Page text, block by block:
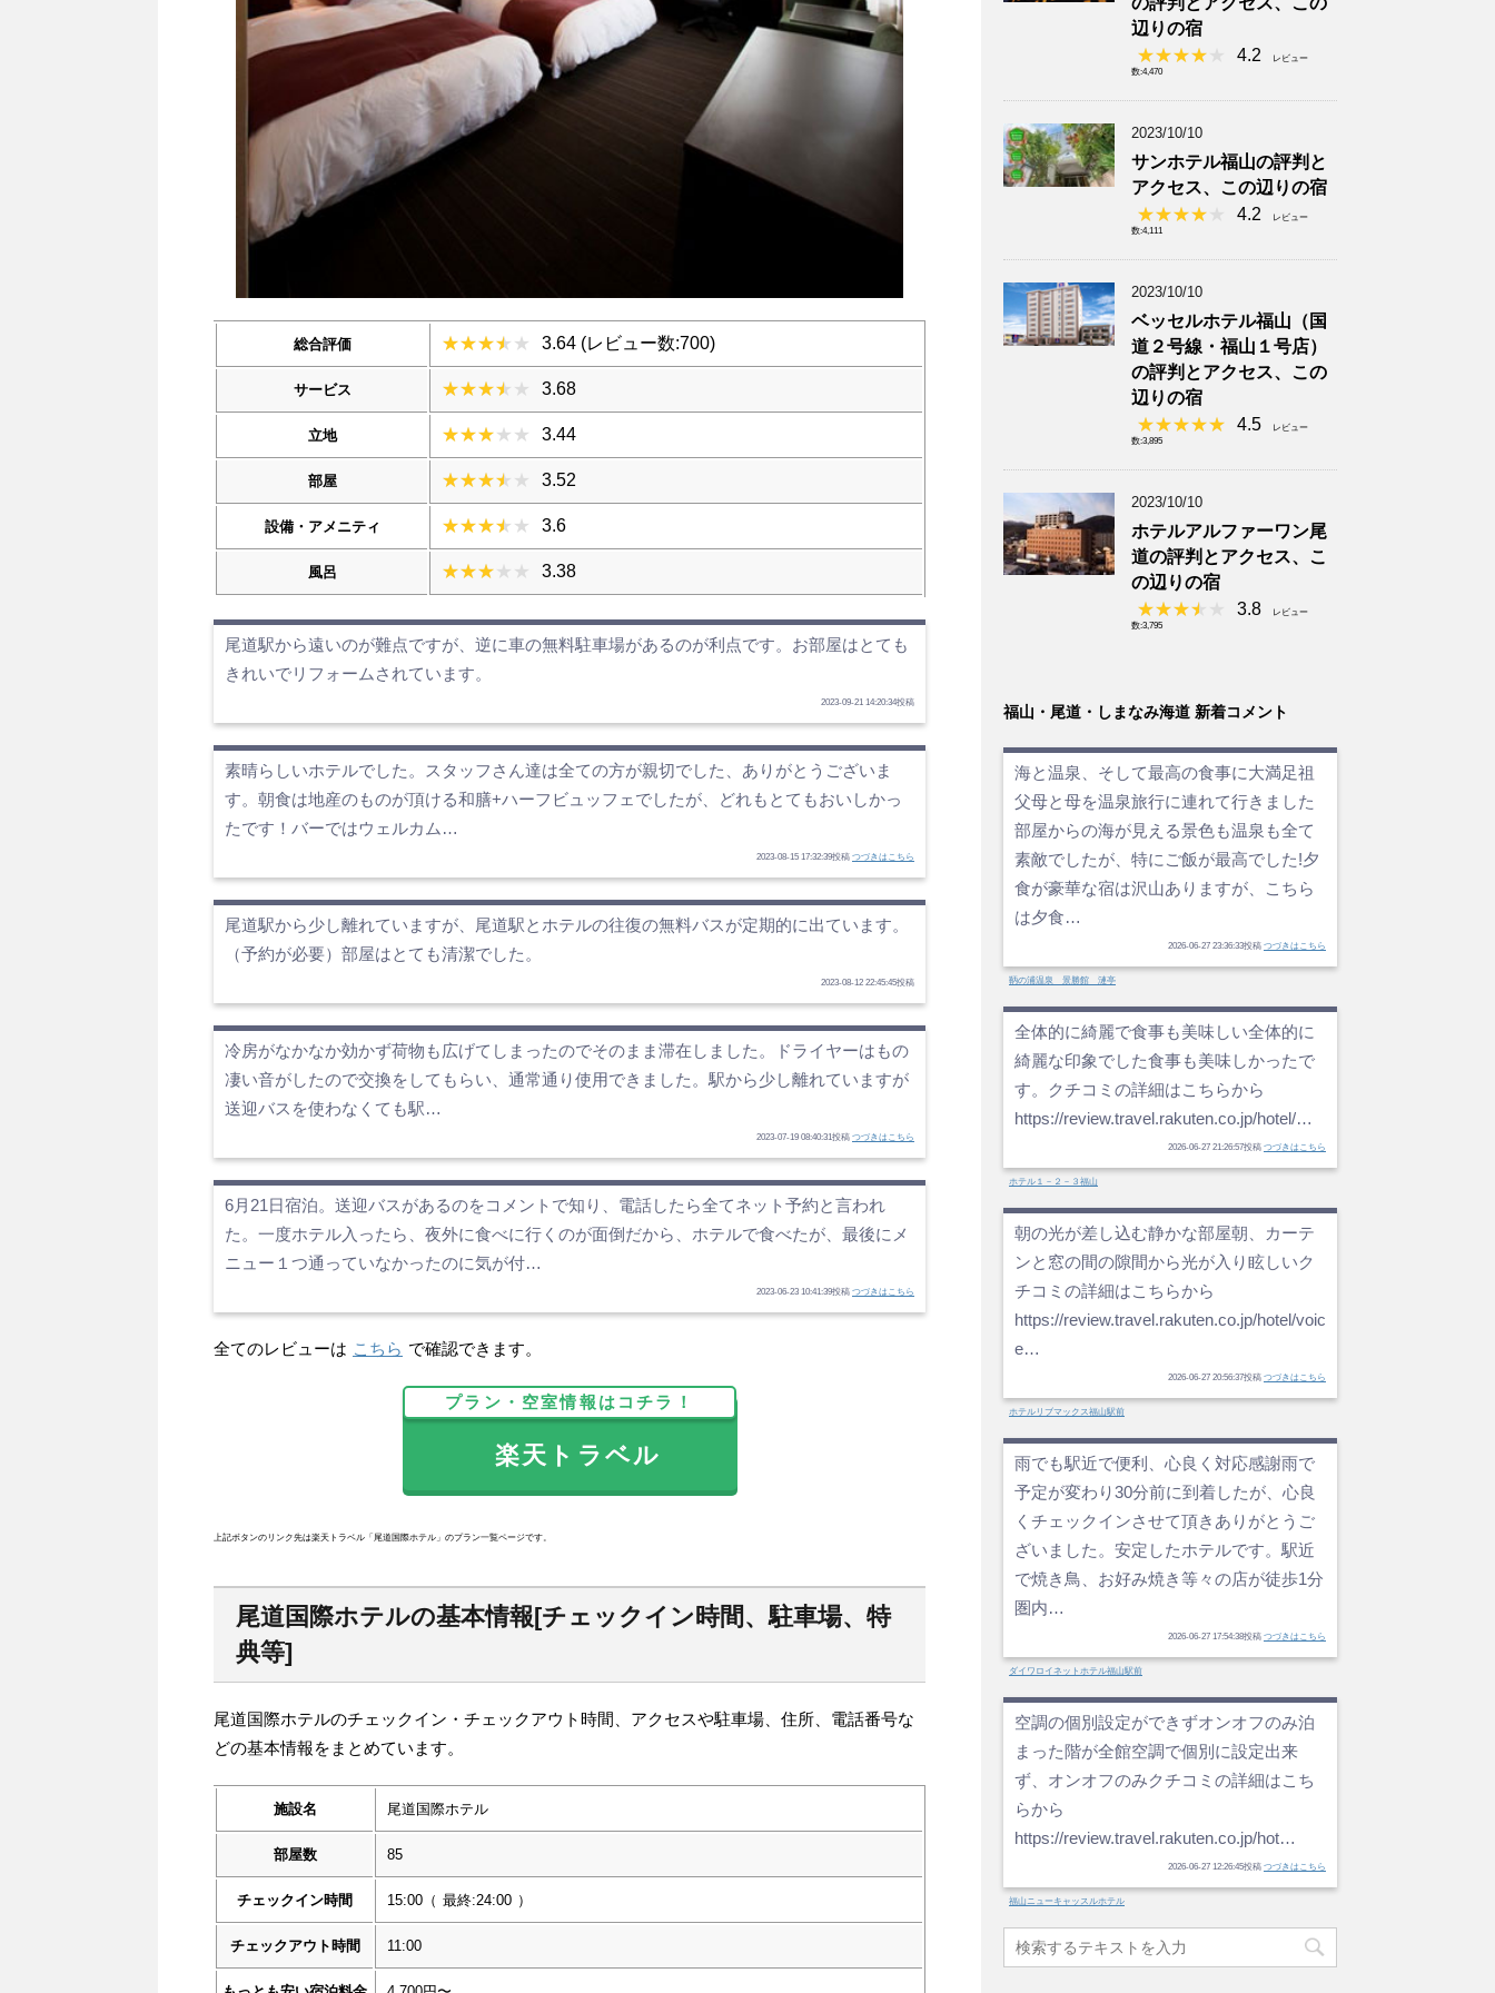
総合評価 3.64 (レビュー数:700)
サービス 3.68
立地 3.44
部屋 3.52
設備・アメニティ 3.6
風呂 3.38
尾道駅から遠いのが難点ですが、逆に車の無料駐車場があるのが利点です。お部屋はとても
きれいでリフォームされています。
2023-09-21 14:20:34投稿
素晴らしいホテルでした。スタッフさん達は全ての方が親切でした、ありがとうございま
す。朝食は地産のものが頂ける和膳+ハーフビュッフェでしたが、どれもとてもおいしかっ
たです！バーではウェルカム…
2023-08-15 17:32:39投稿 つづきはこちら
尾道駅から少し離れていますが、尾道駅とホテルの往復の無料バスが定期的に出ています。
（予約が必要）部屋はとても清潔でした。
2023-08-12 22:45:45投稿
冷房がなかなか効かず荷物も広げてしまったのでそのまま滞在しました。ドライヤーはもの
凄い音がしたので交換をしてもらい、通常通り使用できました。駅から少し離れていますが
送迎バスを使わなくても駅…
2023-07-19 08:40:31投稿 つづきはこちら
6月21日宿泊。送迎バスがあるのをコメントで知り、電話したら全てネット予約と言われ
た。一度ホテル入ったら、夜外に食べに行くのが面倒だから、ホテルで食べたが、最後にメ
ニュー１つ通っていなかったのに気が付…
2023-06-23 10:41:39投稿 つづきはこちら
全てのレビューは こちら で確認できます。
プラン・空室情報はコチラ！
楽天トラベル
上記ボタンのリンク先は楽天トラベル「尾道国際ホテル」のプラン一覧ページです。
尾道国際ホテルの基本情報[チェックイン時間、駐車場、特
典等]
尾道国際ホテルのチェックイン・チェックアウト時間、アクセスや駐車場、住所、電話番号な
どの基本情報をまとめています。
施設名 尾道国際ホテル
部屋数 85
チェックイン時間 15:00 （ 最終:24:00 ）
チェックアウト時間 11:00
辺りの宿
4.2
レビュー
数:4,470
2023/10/10
サンホテル福山の評判と
アクセス、この辺りの宿
4.2
レビュー
数:4,111
2023/10/10
ベッセルホテル福山（国
道２号線・福山１号店）
の評判とアクセス、この
辺りの宿
4.5
レビュー
数:3,895
2023/10/10
ホテルアルファーワン尾
道の評判とアクセス、こ
の辺りの宿
3.8
レビュー
数:3,795
福山・尾道・しまなみ海道 新着コメント
海と温泉、そして最高の食事に大満足祖
父母と母を温泉旅行に連れて行きました
部屋からの海が見える景色も温泉も全て
素敵でしたが、特にご飯が最高でした!夕
食が豪華な宿は沢山ありますが、こちら
は夕食…
2026-06-27 23:36:33投稿 つづきはこちら
鞆の浦温泉 景勝館 漣亭
全体的に綺麗で食事も美味しい全体的に
綺麗な印象でした食事も美味しかったで
す。クチコミの詳細はこちらから
https://review.travel.rakuten.co.jp/hotel/…
2026-06-27 21:26:57投稿 つづきはこちら
ホテル１－２－３福山
朝の光が差し込む静かな部屋朝、カーテ
ンと窓の間の隙間から光が入り眩しいク
チコミの詳細はこちらから
https://review.travel.rakuten.co.jp/hotel/voic
e…
2026-06-27 20:56:37投稿 つづきはこちら
ホテルリブマックス福山駅前
雨でも駅近で便利、心良く対応感謝雨で
予定が変わり30分前に到着したが、心良
くチェックインさせて頂きありがとうご
ざいました。安定したホテルです。駅近
で焼き鳥、お好み焼き等々の店が徒歩1分
圏内…
2026-06-27 17:54:38投稿 つづきはこちら
ダイワロイネットホテル福山駅前
空調の個別設定ができずオンオフのみ泊
まった階が全館空調で個別に設定出来
ず、オンオフのみクチコミの詳細はこち
らから
https://review.travel.rakuten.co.jp/hot…
2026-06-27 12:26:45投稿 つづきはこちら
福山ニューキャッスルホテル